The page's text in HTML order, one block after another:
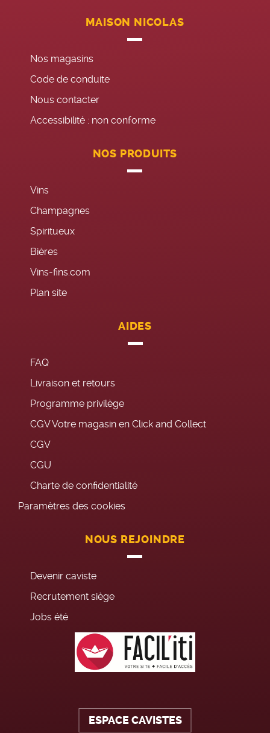
MAISON NICOLAS
Nos magasins
Code de conduite
Nous contacter
Accessibilité : non conforme
NOS PRODUITS
Vins
Champagnes
Spiritueux
Bières
Vins-fins.com
Plan site
AIDES
FAQ
Livraison et retours
Programme privilège
CGV Votre magasin en Click and Collect
CGV
CGU
Charte de confidentialité
Paramètres des cookies
NOUS REJOINDRE
Devenir caviste
Recrutement siège
Jobs été
ESPACE CAVISTES